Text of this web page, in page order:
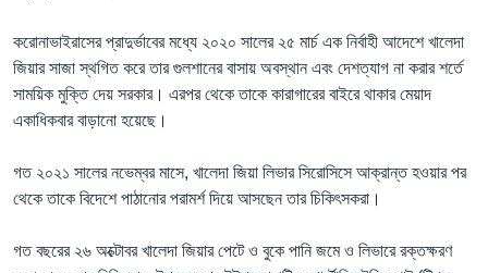
করোনাভাইরাসের প্রাদুর্ভাবের মধ্যে ২০২০ সালের ২৫ মার্চ এক নির্বাহী আদেশে খালেদা
জিয়ার সাজা স্থগিত করে তার গুলশানের বাসায় অবস্থান এবং দেশত্যাগ না করার শর্তে
সাময়িক মুক্তি দেয় সরকার। এরপর থেকে তাকে কারাগারের বাইরে থাকার মেয়াদ
একাধিকবার বাড়ানো হয়েছে।
গত ২০২১ সালের নভেম্বর মাসে, খালেদা জিয়া লিভার সিরোসিসে আক্রান্ত হওয়ার পর
থেকে তাকে বিদেশে পাঠানোর পরামর্শ দিয়ে আসছেন তার চিকিৎসকরা।
গত বছরের ২৬ অক্টোবর খালেদা জিয়ার পেটে ও বুকে পানি জমে ও লিভারে রক্তক্ষরণ